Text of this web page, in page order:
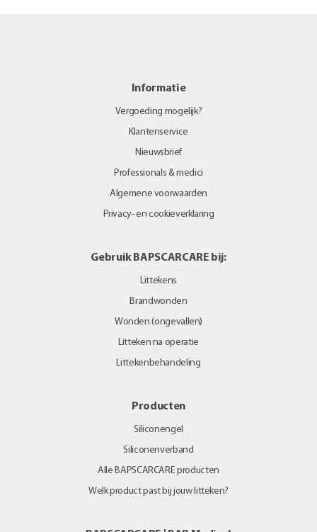
Informatie
Vergoeding mogelijk?
Klantenservice
Nieuwsbrief
Professionals & medici
Algemene voorwaarden
Privacy- en cookieverklaring
Gebruik BAPSCARCARE bij:
Littekens
Brandwonden
Wonden (ongevallen)
Litteken na operatie
Littekenbehandeling
Producten
Siliconengel
Siliconenverband
Alle BAPSCARCARE producten
Welk product past bij jouw litteken?